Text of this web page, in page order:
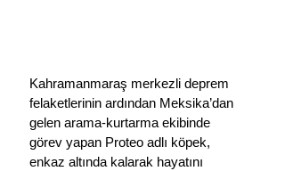
Kahramanmaraş merkezli deprem
felaketlerinin ardından Meksika’dan
gelen arama-kurtarma ekibinde
görev yapan Proteo adlı köpek,
enkaz altında kalarak hayatını